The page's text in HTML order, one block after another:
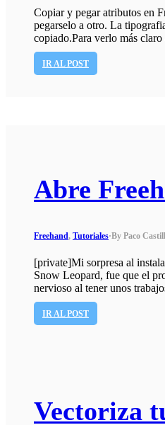
Copiar y pegar atributos en
pegarselo a otro. La
copiado.Para verlo más
IR AL POST
Abre
Freehand, Tutoriales·By Paco
[private]Mi sorpresa al
Snow Leopard, fue que el
nervioso al tener unos
IR AL POST
Vectoriza